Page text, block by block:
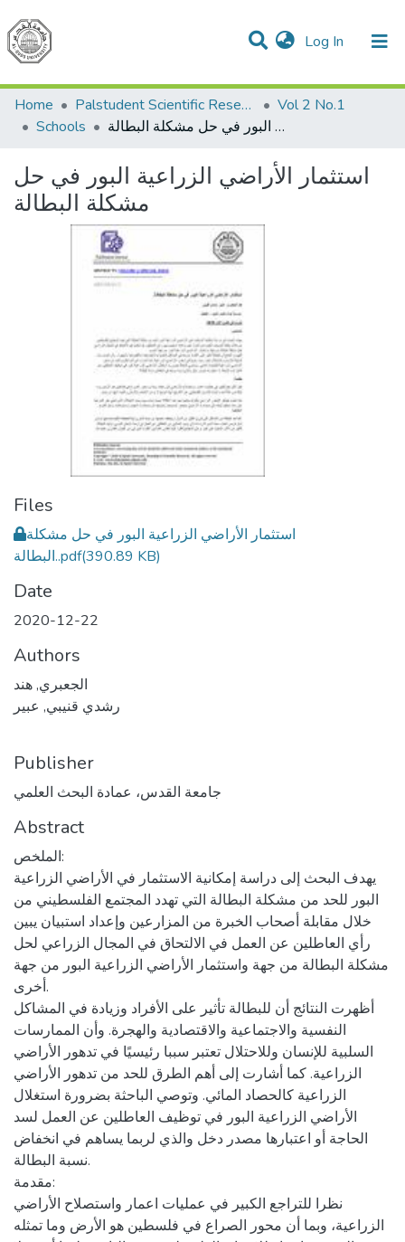
Log In (current)
Communities & Collections
All of DSpace
Home
Palstudent Scientific Research Journal
Vol 2 No.1
Schools
استثمار الأراضي الزراعية البور في حل مشكلة البطالة
استثمار الأراضي الزراعية البور في حل
مشكلة البطالة
Files
استثمار الأراضي الزراعية البور في حل مشكلة
البطالة..pdf(390.89 KB)
Date
2020-12-22
Authors
الجعبري, هند
رشدي قنيبي, عبير
Publisher
جامعة القدس، عمادة البحث العلمي
Abstract
الملخص:
يهدف البحث إلى دراسة إمكانية الاستثمار في الأراضي الزراعية
البور للحد من مشكلة البطالة التي تهدد المجتمع الفلسطيني من
خلال مقابلة أصحاب الخبرة من المزارعين وإعداد استبيان يبين
رأي العاطلين عن العمل في الالتحاق في المجال الزراعي لحل
مشكلة البطالة من جهة واستثمار الأراضي الزراعية البور من جهة
أخرى.
أظهرت النتائج أن للبطالة تأثير على الأفراد وزيادة في المشاكل
النفسية والاجتماعية والاقتصادية والهجرة. وأن الممارسات
السلبية للإنسان وللاحتلال تعتبر سببا رئيسيًا في تدهور الأراضي
الزراعية. كما أشارت إلى أهم الطرق للحد من تدهور الأراضي
الزراعية كالحصاد المائي. وتوصي الباحثة بضرورة استغلال
الأراضي الزراعية البور في توظيف العاطلين عن العمل لسد
الحاجة أو اعتبارها مصدر دخل والذي لربما يساهم في انخفاض
نسبة البطالة.
مقدمة:
نظرا للتراجع الكبير في عمليات اعمار واستصلاح الأراضي
الزراعية، وبما أن محور الصراع في فلسطين هو الأرض وما تمثله